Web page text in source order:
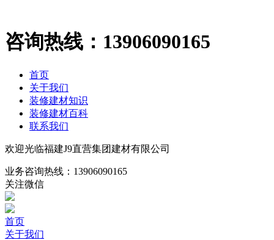
咨询热线： 13906090165
首页
关于我们
装修建材知识
装修建材百科
联系我们
欢迎光临福建J9直营集团建材有限公司
业务咨询热线： 13906090165
关注微信
首页
关于我们